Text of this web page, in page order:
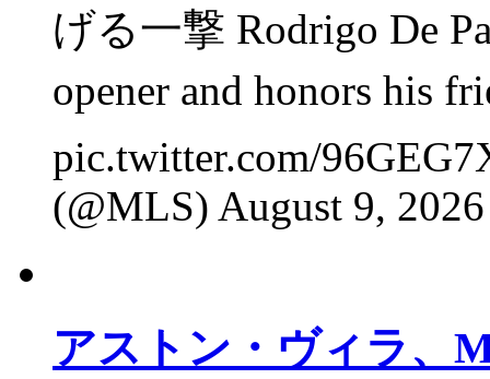
げる一撃 Rodrigo De
opener and honors his
pic.twitter.com/
(@MLS) August 9, 2026
アストン・ヴィラ、